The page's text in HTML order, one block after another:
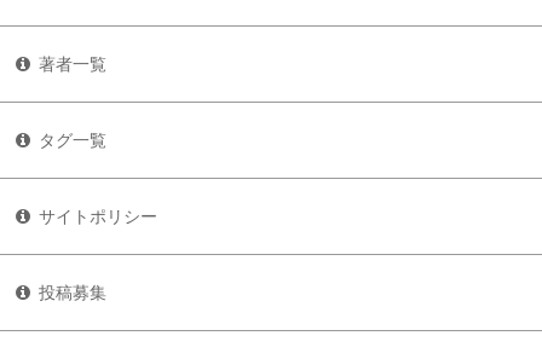
著者一覧
タグ一覧
サイトポリシー
投稿募集